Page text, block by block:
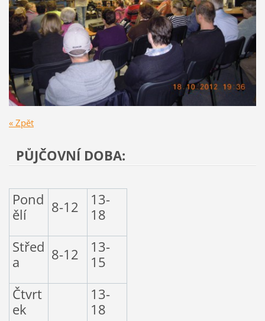
« Zpět
PŮJČOVNÍ DOBA:
Pond
ělí
8-12
13-
18
Střed
a
8-12
13-
15
Čtvrt
ek
13-
18